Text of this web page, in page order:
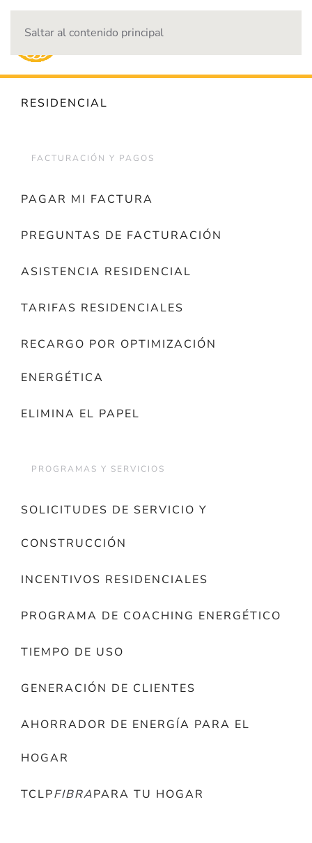
Saltar al contenido principal
RESIDENCIAL
FACTURACIÓN Y PAGOS
PAGAR MI FACTURA
PREGUNTAS DE FACTURACIÓN
ASISTENCIA RESIDENCIAL
TARIFAS RESIDENCIALES
RECARGO POR OPTIMIZACIÓN
ENERGÉTICA
ELIMINA EL PAPEL
PROGRAMAS Y SERVICIOS
SOLICITUDES DE SERVICIO Y
CONSTRUCCIÓN
INCENTIVOS RESIDENCIALES
PROGRAMA DE COACHING ENERGÉTICO
TIEMPO DE USO
GENERACIÓN DE CLIENTES
AHORRADOR DE ENERGÍA PARA EL
HOGAR
TCLPFIBRAPARA TU HOGAR